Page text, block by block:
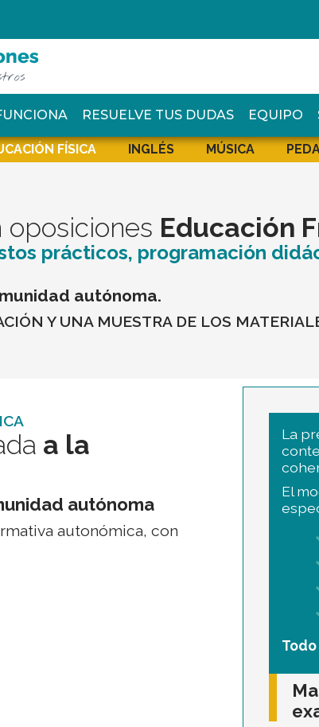
RESUELVE TUS DUDAS EQUIPO
FÍSICA INGLÉS MÚSICA
oposiciones Educación
prácticos, programación
autónoma.
Y UNA MUESTRA DE LOS
a la
autónoma
autonómica, con
La
El